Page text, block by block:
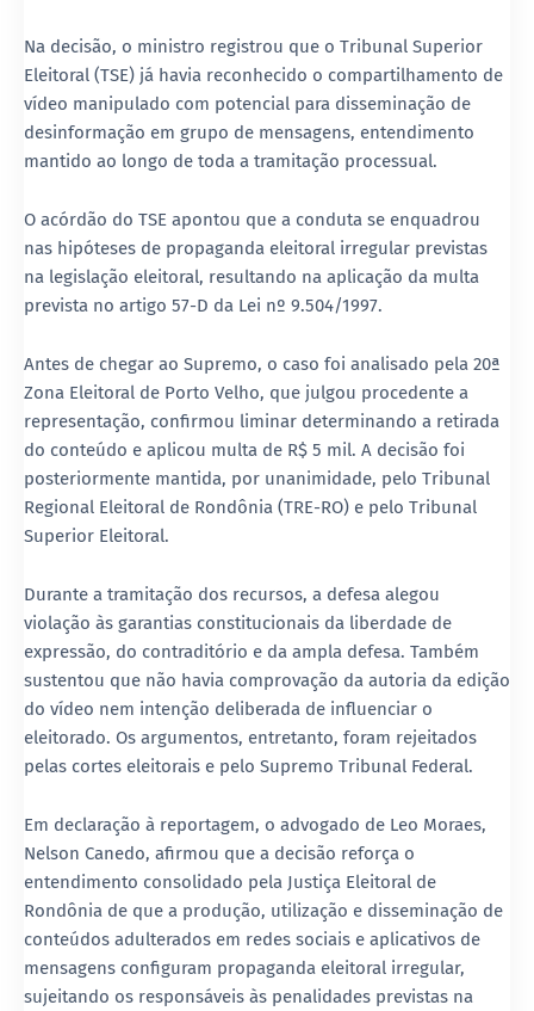
Na decisão, o ministro registrou que o Tribunal Superior
Eleitoral (TSE) já havia reconhecido o compartilhamento de
vídeo manipulado com potencial para disseminação de
desinformação em grupo de mensagens, entendimento
mantido ao longo de toda a tramitação processual.
O acórdão do TSE apontou que a conduta se enquadrou
nas hipóteses de propaganda eleitoral irregular previstas
na legislação eleitoral, resultando na aplicação da multa
prevista no artigo 57-D da Lei nº 9.504/1997.
Antes de chegar ao Supremo, o caso foi analisado pela 20ª
Zona Eleitoral de Porto Velho, que julgou procedente a
representação, confirmou liminar determinando a retirada
do conteúdo e aplicou multa de R$ 5 mil. A decisão foi
posteriormente mantida, por unanimidade, pelo Tribunal
Regional Eleitoral de Rondônia (TRE-RO) e pelo Tribunal
Superior Eleitoral.
Durante a tramitação dos recursos, a defesa alegou
violação às garantias constitucionais da liberdade de
expressão, do contraditório e da ampla defesa. Também
sustentou que não havia comprovação da autoria da edição
do vídeo nem intenção deliberada de influenciar o
eleitorado. Os argumentos, entretanto, foram rejeitados
pelas cortes eleitorais e pelo Supremo Tribunal Federal.
Em declaração à reportagem, o advogado de Leo Moraes,
Nelson Canedo, afirmou que a decisão reforça o
entendimento consolidado pela Justiça Eleitoral de
Rondônia de que a produção, utilização e disseminação de
conteúdos adulterados em redes sociais e aplicativos de
mensagens configuram propaganda eleitoral irregular,
sujeitando os responsáveis às penalidades previstas na